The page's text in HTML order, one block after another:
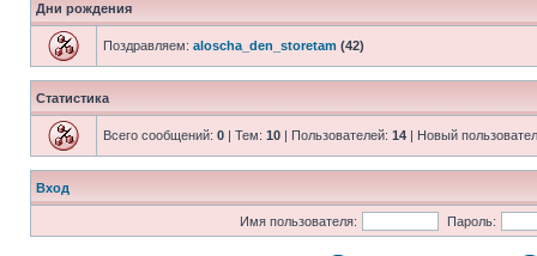
Дни рождения
Поздравляем: aloscha_den_storetam (42)
Статистика
Всего сообщений: 0 | Тем: 10 | Пользователей: 14 | Новый
Вход
Имя пользователя: Пароль: